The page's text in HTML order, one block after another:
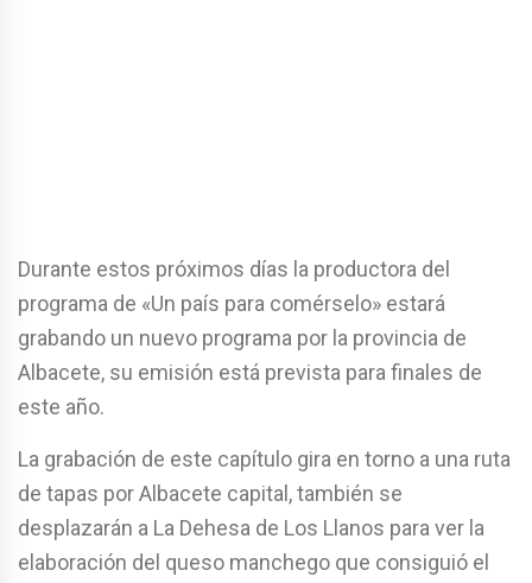
Durante estos próximos días la productora del
programa de «Un país para comérselo» estará
grabando un nuevo programa por la provincia de
Albacete, su emisión está prevista para finales de
este año.
La grabación de este capítulo gira en torno a una ruta
de tapas por Albacete capital, también se
desplazarán a La Dehesa de Los Llanos para ver la
elaboración del queso manchego que consiguió el